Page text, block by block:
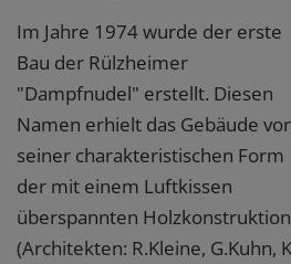
Im Jahre 1974 wurde der erste
Bau der Rülzheimer
"Dampfnudel" erstellt. Diesen
Namen erhielt das Gebäude
seiner charakteristischen Form
der mit einem Luftkissen
überspannten Holzkonstruktion
(Architekten: R.Kleine, G.Kuhn,